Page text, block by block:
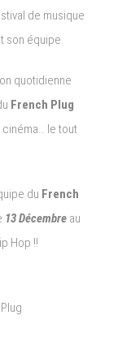
de musique
son équipe.
quotidienne
French Plug
cinéma… le tout
du French
13 Décembre au
Hop !!